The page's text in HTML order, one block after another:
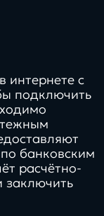
интернете с
подключить
банковским
расчётно-
заключить